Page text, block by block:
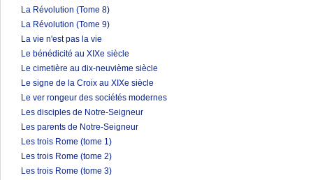
La Révolution (Tome 8)
La Révolution (Tome 9)
La vie n'est pas la vie
Le bénédicité au XIXe siècle
Le cimetière au dix-neuvième siècle
Le signe de la Croix au XIXe siècle
Le ver rongeur des sociétés modernes
Les disciples de Notre-Seigneur
Les parents de Notre-Seigneur
Les trois Rome (tome 1)
Les trois Rome (tome 2)
Les trois Rome (tome 3)